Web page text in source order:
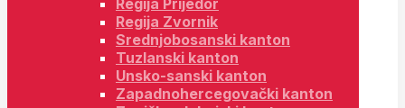
Regija Prijedor
Regija Zvornik
Srednjobosanski kanton
Tuzlanski kanton
Unsko-sanski kanton
Zapadnohercegovački kanton